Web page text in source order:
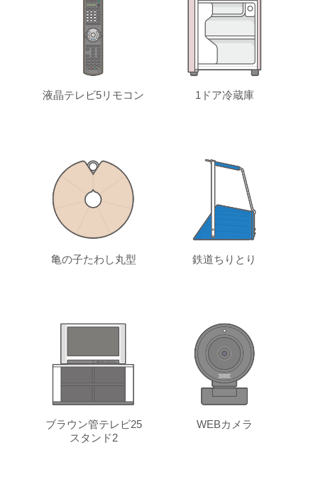
液晶テレビ5リモコン 1ドア冷蔵庫
亀の子たわし丸型 鉄道ちりとり
ブラウン管テレビ25
スタンド2
WEBカメラ